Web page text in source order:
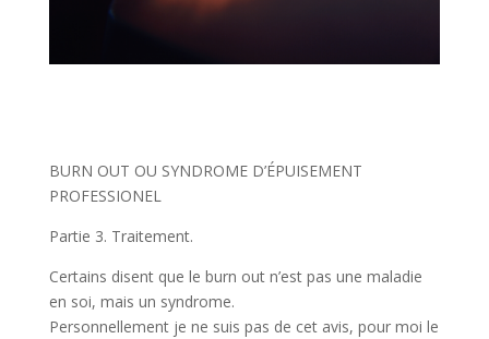
BURN OUT OU SYNDROME D’ÉPUISEMENT
PROFESSIONEL
Partie 3. Traitement.
Certains disent que le burn out n’est pas une maladie
en soi, mais un syndrome.
Personnellement je ne suis pas de cet avis, pour moi le